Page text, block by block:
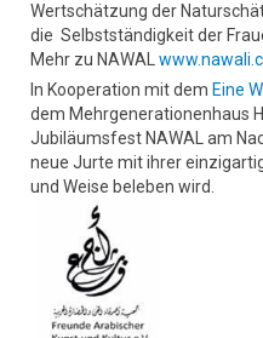
Wertschätzung der
die Selbstständigkeit der
Mehr zu NAWAL
In Kooperation mit dem Eine
dem Mehrgenerationenhaus
Jubiläumsfest NAWAL am
neue Jurte mit ihrer
und Weise beleben wird.